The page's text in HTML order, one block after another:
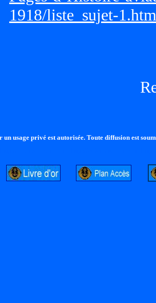
1918/liste_sujet-1.htm
usage privé est autorisée. Toute diffusion est